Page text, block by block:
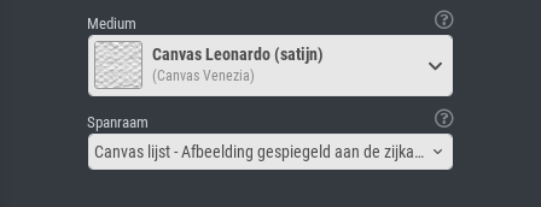
Medium
Canvas Leonardo (satijn)
(Canvas Venezia)
Spanraam
Canvas lijst - Afbeelding gespiegeld aan de zijkant